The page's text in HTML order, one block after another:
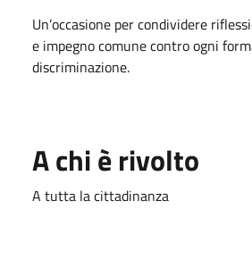
Un’occasione per condividere
e impegno comune contro ogni
discriminazione.
A chi è rivolto
A tutta la cittadinanza